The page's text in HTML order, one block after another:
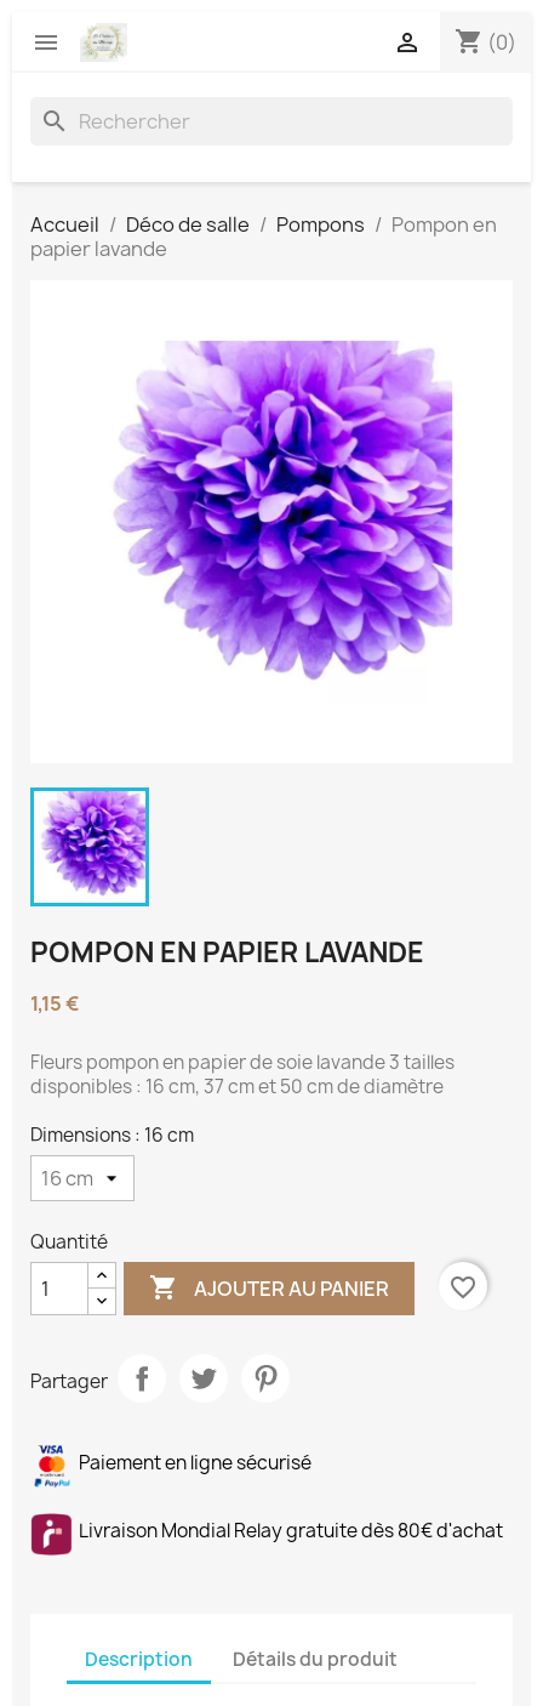
 shopping_cart (0)

search
Accueil Déco de salle Pompons
Pompon en
papier lavande
POMPON EN PAPIER LAVANDE
1,15 €
Fleurs pompon en papier de soie lavande 3 tailles
disponibles : 16 cm, 37 cm et 50 cm de diamètre
Dimensions : 16 cm
Quantité
 AJOUTER AU PANIER favorite_border
Partager
Paiement en ligne sécurisé
Livraison Mondial Relay gratuite dès 80€ d'achat
Description Détails du produit